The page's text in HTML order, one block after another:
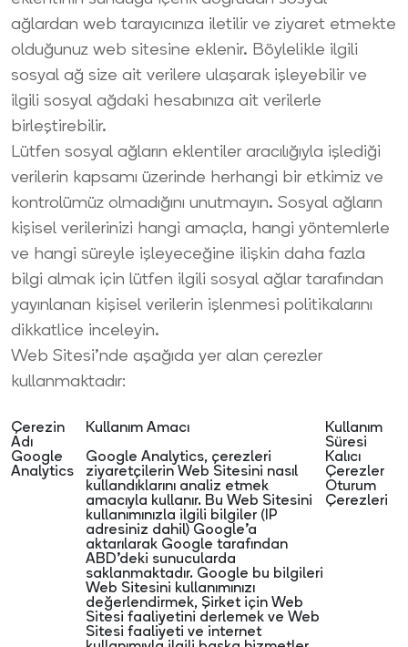
ağlardan web tarayıcınıza iletilir ve ziyaret etmekte
olduğunuz web sitesine eklenir. Böylelikle ilgili
sosyal ağ size ait verilere ulaşarak işleyebilir ve
ilgili sosyal ağdaki hesabınıza ait verilerle
birleştirebilir.
Lütfen sosyal ağların eklentiler aracılığıyla işlediği
verilerin kapsamı üzerinde herhangi bir etkimiz ve
kontrolümüz olmadığını unutmayın. Sosyal ağların
kişisel verilerinizi hangi amaçla, hangi yöntemlerle
ve hangi süreyle işleyeceğine ilişkin daha fazla
bilgi almak için lütfen ilgili sosyal ağlar tarafından
yayınlanan kişisel verilerin işlenmesi politikalarını
dikkatlice inceleyin.
Web Sitesi’nde aşağıda yer alan çerezler
kullanmaktadır:
Çerezin
Adı
Kullanım Amacı
Kullanım
Süresi
Google
Analytics
Google Analytics, çerezleri
ziyaretçilerin Web Sitesini nasıl
kullandıklarını analiz etmek
amacıyla kullanır. Bu Web Sitesini
kullanımınızla ilgili bilgiler (IP
adresiniz dahil) Google’a
aktarılarak Google tarafından
ABD’deki sunucularda
saklanmaktadır. Google bu bilgileri
Web Sitesini kullanımınızı
değerlendirmek, Şirket için Web
Sitesi faaliyetini derlemek ve Web
Sitesi faaliyeti ve internet
Kalıcı
Çerezler
Oturum
Çerezleri